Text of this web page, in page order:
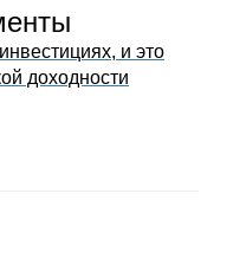
и это
доходности